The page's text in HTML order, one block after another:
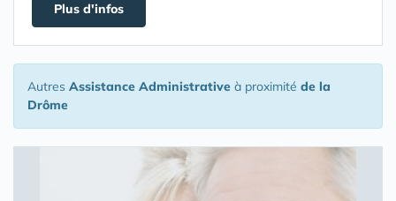
Plus d'infos
Autres Assistance Administrative à proximité de la
Drôme